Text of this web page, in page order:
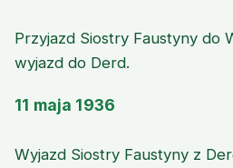
Przyjazd Siostry Faustyny do
wyjazd do Derd.
11 maja 1936
Wyjazd Siostry Faustyny z